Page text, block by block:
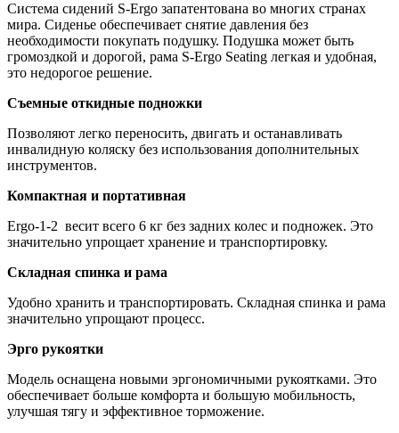
Система сидений S-Ergo запатентована во многих странах
мира. Сиденье обеспечивает снятие давления без
необходимости покупать подушку. Подушка может быть
громоздкой и дорогой, рама S-Ergo Seating легкая и удобная,
это недорогое решение.
Съемные откидные подножки
Позволяют легко переносить, двигать и останавливать
инвалидную коляску без использования дополнительных
инструментов.
Компактная и портативная
Ergo-1-2 весит всего 6 кг без задних колес и подножек. Это
значительно упрощает хранение и транспортировку.
Складная спинка и рама
Удобно хранить и транспортировать. Складная спинка и рама
значительно упрощают процесс.
Эрго рукоятки
Модель оснащена новыми эргономичными рукоятками. Это
обеспечивает больше комфорта и большую мобильность,
улучшая тягу и эффективное торможение.